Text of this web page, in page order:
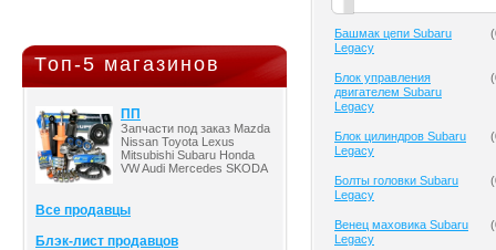
Топ-5 магазинов
ПП
Запчасти под заказ Mazda
Nissan Toyota Lexus
Mitsubishi Subaru Honda
VW Audi Mercedes SKODA
Все продавцы
Блэк-лист продавцов
Башмак цепи Subaru
Legacy
(
Блок управления
двигателем Subaru
Legacy
(
Блок цилиндров Subaru
Legacy
(
Болты головки Subaru
Legacy
(
Венец маховика Subaru
Legacy
(